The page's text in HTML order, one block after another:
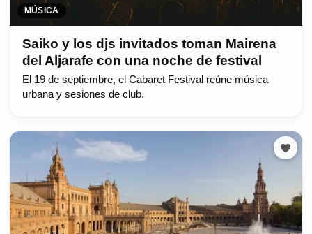
MÚSICA
Saiko y los djs invitados toman Mairena
del Aljarafe con una noche de festival
El 19 de septiembre, el Cabaret Festival reúne música
urbana y sesiones de club.